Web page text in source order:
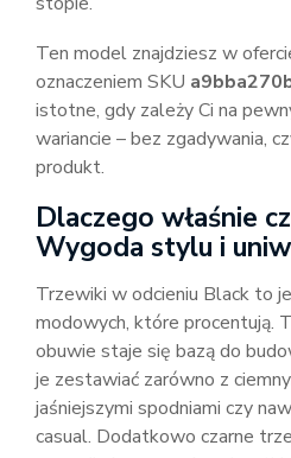
Ten model znajdziesz w
oznaczeniem SKU
istotne, gdy zależy Ci na
wariancie – bez zgadywania,
produkt.
Dlaczego właśnie
Wygoda stylu i
Trzewiki w odcieniu Black to
modowych, które procentują.
obuwie staje się bazą do
je zestawiać zarówno z
jaśniejszymi spodniami czy
casual. Dodatkowo czarne